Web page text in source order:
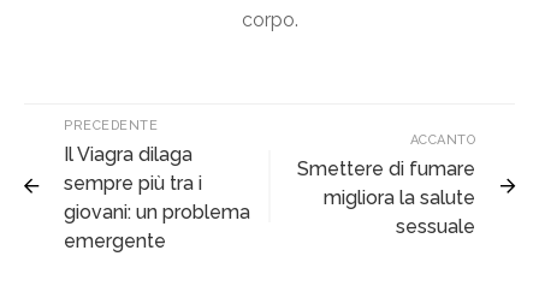
corpo.
PRECEDENTE
Il Viagra dilaga
sempre più tra i
giovani: un problema
emergente
ACCANTO
Smettere di fumare
migliora la salute
sessuale